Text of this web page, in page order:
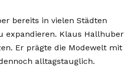
bereits in vielen Städten
expandieren. Klaus Hallhuber
Er prägte die Modewelt mit
alltagstauglich.